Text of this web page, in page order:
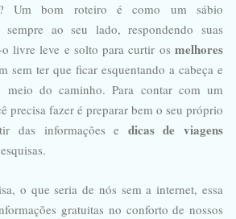
Um bom roteiro é como um sábio
sempre ao seu lado, respondendo suas
livre leve e solto para curtir os melhores
sem ter que ficar esquentando a cabeça e
meio do caminho. Para contar com um
precisa fazer é preparar bem o seu próprio
das informações e dicas de viagens
o que seria de nós sem a internet, essa
gratuitas no conforto de nossos